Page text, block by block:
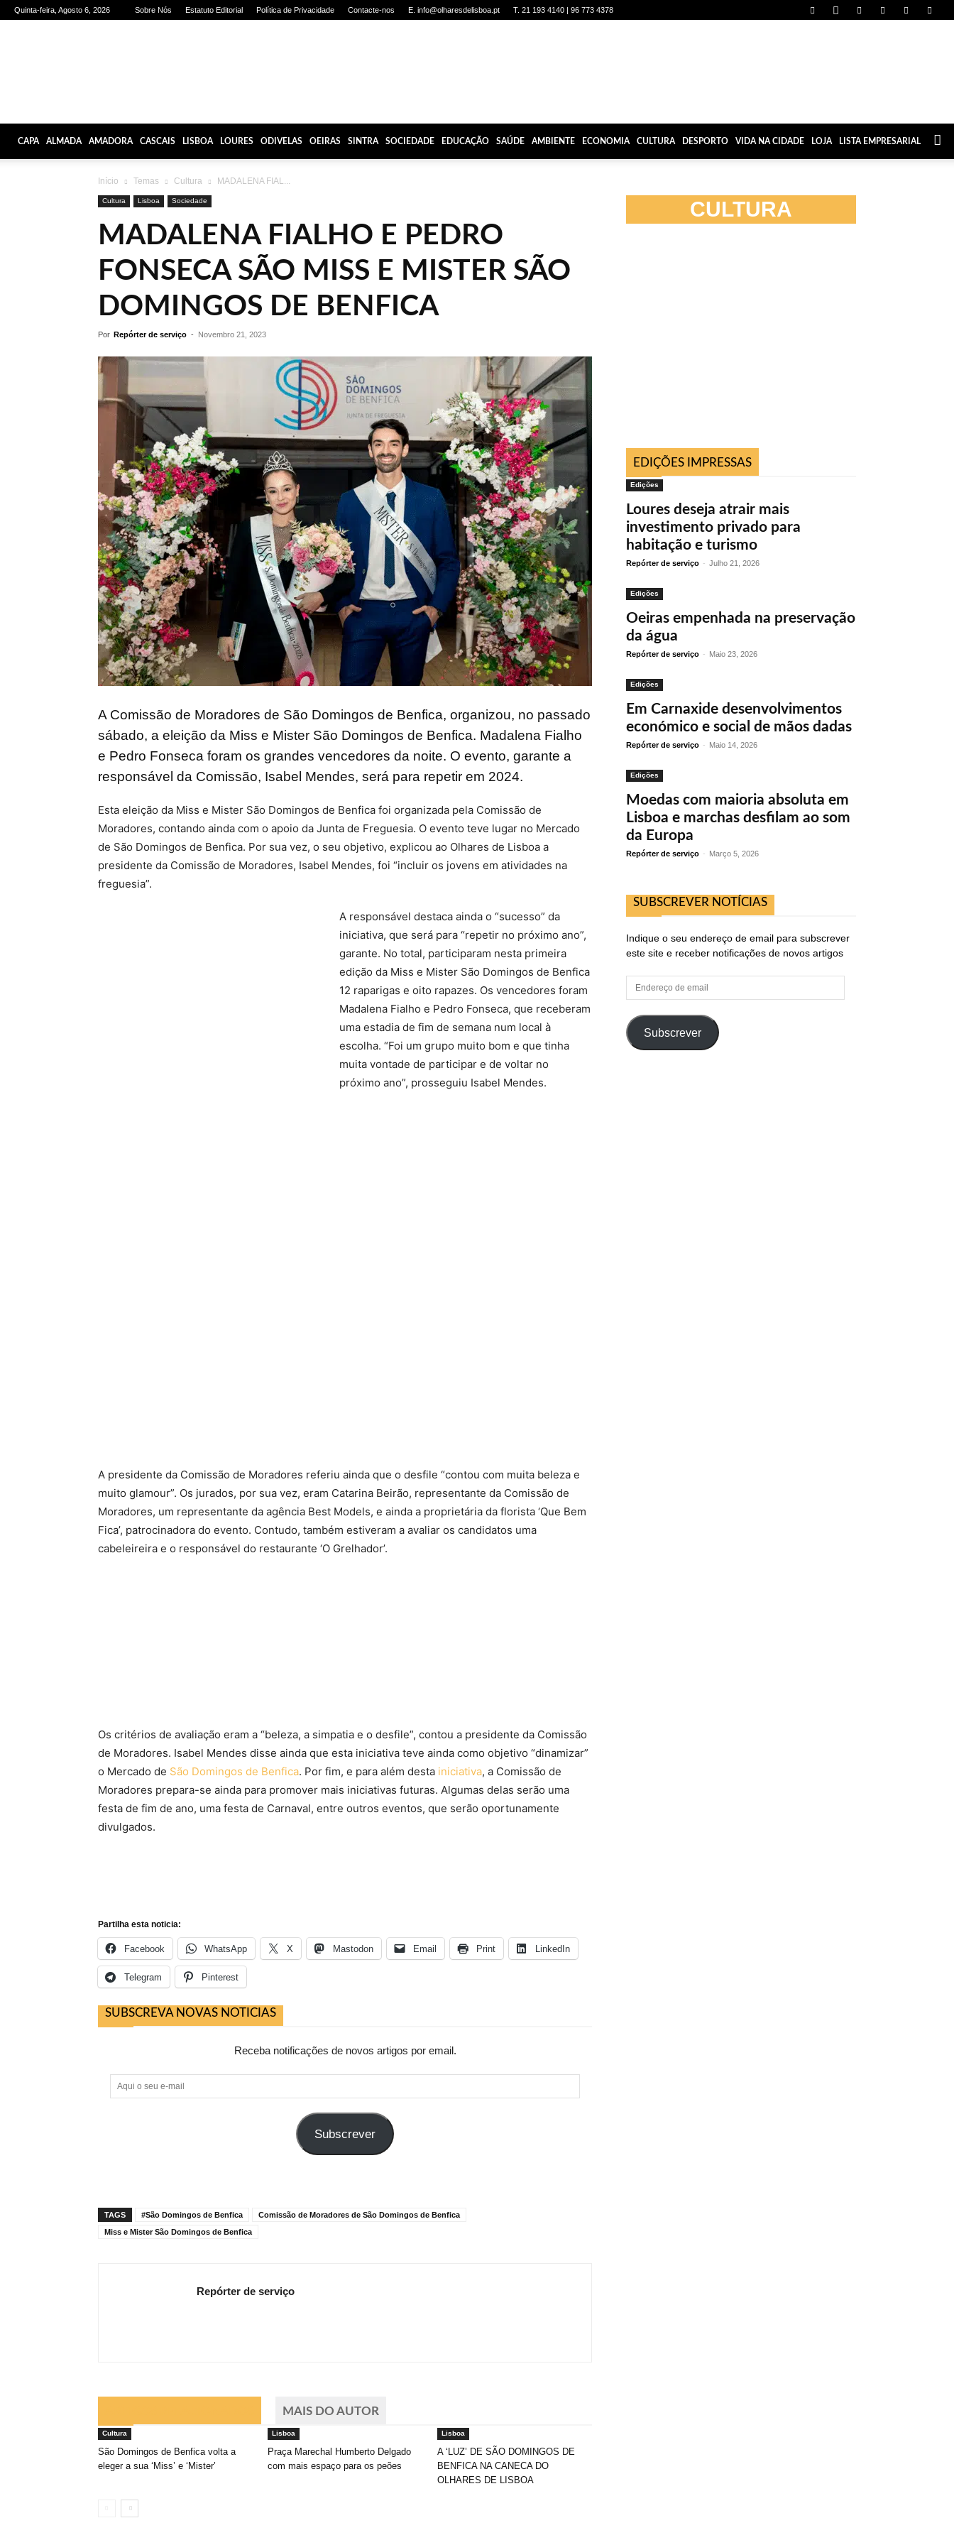
Quinta-feira, Agosto 6, 2026 Sobre Nós Estatuto Editorial Política de Privacidade Contacte-nos E. info@olharesdelisboa.pt T. 21 193 4140 | 96 773 4378
CAPA ALMADA AMADORA CASCAIS LISBOA LOURES ODIVELAS OEIRAS SINTRA SOCIEDADE EDUCAÇÃO SAÚDE AMBIENTE ECONOMIA CULTURA DESPORTO VIDA NA CIDADE LOJA LISTA EMPRESARIAL
Início Temas Cultura MADALENA FIAL...
Cultura Lisboa Sociedade
MADALENA FIALHO E PEDRO
FONSECA SÃO MISS E MISTER SÃO
DOMINGOS DE BENFICA
Por Repórter de serviço - Novembro 21, 2023
A Comissão de Moradores de São Domingos de Benfica, organizou, no passado
sábado, a eleição da Miss e Mister São Domingos de Benfica. Madalena Fialho
e Pedro Fonseca foram os grandes vencedores da noite. O evento, garante a
responsável da Comissão, Isabel Mendes, será para repetir em 2024.
Esta eleição da Miss e Mister São Domingos de Benfica foi organizada pela Comissão de
Moradores, contando ainda com o apoio da Junta de Freguesia. O evento teve lugar no Mercado
de São Domingos de Benfica. Por sua vez, o seu objetivo, explicou ao Olhares de Lisboa a
presidente da Comissão de Moradores, Isabel Mendes, foi “incluir os jovens em atividades na
freguesia”.
A responsável destaca ainda o “sucesso” da
iniciativa, que será para “repetir no próximo ano”,
garante. No total, participaram nesta primeira
edição da Miss e Mister São Domingos de Benfica
12 raparigas e oito rapazes. Os vencedores foram
Madalena Fialho e Pedro Fonseca, que receberam
uma estadia de fim de semana num local à
escolha. “Foi um grupo muito bom e que tinha
muita vontade de participar e de voltar no
próximo ano”, prosseguiu Isabel Mendes.
A presidente da Comissão de Moradores referiu ainda que o desfile “contou com muita beleza e
muito glamour”. Os jurados, por sua vez, eram Catarina Beirão, representante da Comissão de
Moradores, um representante da agência Best Models, e ainda a proprietária da florista ‘Que Bem
Fica’, patrocinadora do evento. Contudo, também estiveram a avaliar os candidatos uma
cabeleireira e o responsável do restaurante ‘O Grelhador’.
Os critérios de avaliação eram a “beleza, a simpatia e o desfile”, contou a presidente da Comissão
de Moradores. Isabel Mendes disse ainda que esta iniciativa teve ainda como objetivo “dinamizar”
o Mercado de São Domingos de Benfica. Por fim, e para além desta iniciativa, a Comissão de
Moradores prepara-se ainda para promover mais iniciativas futuras. Algumas delas serão uma
festa de fim de ano, uma festa de Carnaval, entre outros eventos, que serão oportunamente
divulgados.
Partilha esta noticia:
Facebook WhatsApp X Mastodon Email Print LinkedIn
Telegram Pinterest
SUBSCREVA NOVAS NOTICIAS
Receba notificações de novos artigos por email.
Aqui
o
Subscrever
TAGS #São Domingos de Benfica
Comissão de Moradores de São Domingos de Benfica
Miss e Mister São Domingos de Benfica
Repórter de serviço
MAIS DO AUTOR
Cultura
São Domingos de Benfica volta a
eleger a sua ‘Miss’ e ‘Mister’
Lisboa
Praça Marechal Humberto Delgado
com mais espaço para os peões
Lisboa
A ‘LUZ’ DE SÃO DOMINGOS DE
BENFICA NA CANECA DO
OLHARES DE LISBOA
CULTURA
EDIÇÕES IMPRESSAS
Edições
Loures deseja atrair mais
investimento privado para
habitação e turismo
Repórter de serviço - Julho 21, 2026
Edições
Oeiras empenhada na preservação
da água
Repórter de serviço - Maio 23, 2026
Edições
Em Carnaxide desenvolvimentos
económico e social de mãos dadas
Repórter de serviço - Maio 14, 2026
Edições
Moedas com maioria absoluta em
Lisboa e marchas desfilam ao som
da Europa
Repórter de serviço - Março 5, 2026
SUBSCREVER NOTÍCIAS
Indique o seu endereço de email para subscrever
este site e receber notificações de novos artigos
Endereço
de
Subscrever